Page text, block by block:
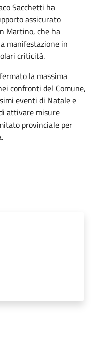
Sacchetti ha
assicurato
Martino, che ha
manifestazione in
criticità.
la massima
confronti del Comune,
eventi di Natale e
attivare misure
provinciale per